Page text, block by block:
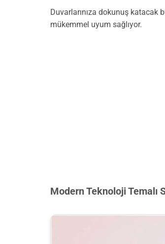
Duvarlarınıza dokunuş katacak
mükemmel uyum sağlıyor.
Modern Teknoloji Temalı